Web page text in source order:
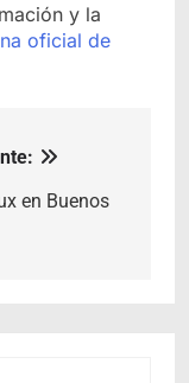
y la
oficial de
en Buenos